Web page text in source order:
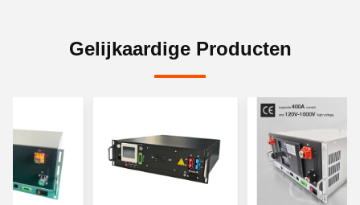
Gelijkaardige Producten